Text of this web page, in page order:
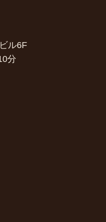
ル6F
分